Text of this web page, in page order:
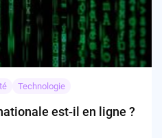
Technologie
est-il en ligne ?